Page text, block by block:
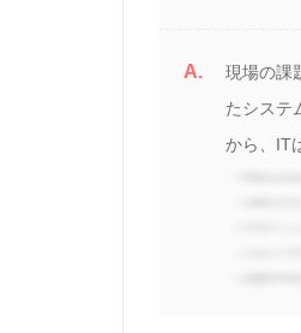
A.
現場の課
たシステ
から、IT